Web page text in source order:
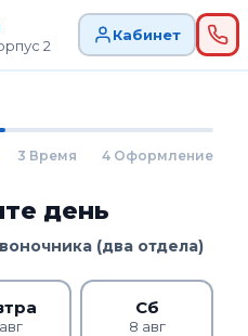
2
Кабинет
3 Время 4 Оформление
день
(два отдела)
Сб
8 авг